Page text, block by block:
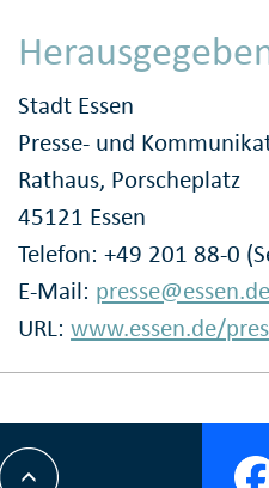
Stadt Essen
Presse- und
Rathaus, Porscheplatz
45121 Essen
Telefon: +49 201 88-0
E-Mail: presse@essen.de
URL:www.essen.de/